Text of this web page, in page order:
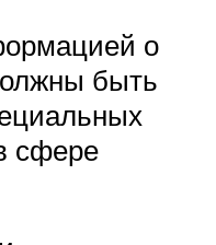
о
быть
сфере